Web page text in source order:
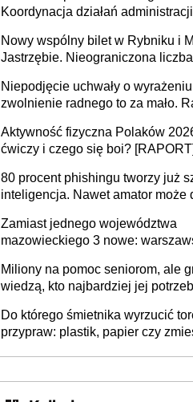
Koordynacja działań
Nowy wspólny bilet w Rybniku i
Jastrzębie. Nieograniczona liczba
Niepodjęcie uchwały o
zwolnienie radnego to za mało.
rozstrzygać sprawy
Aktywność fizyczna Polaków
ćwiczy i czego się boi? [RAPORT]
80 procent phishingu tworzy już
inteligencja. Nawet amator może
Zamiast jednego województwa
mazowieckiego 3 nowe:
Europie nie ma tak dużych
stołecznych
Miliony na pomoc seniorom, ale
wiedzą, kto najbardziej jej
Do którego śmietnika wyrzucić
przypraw: plastik, papier czy